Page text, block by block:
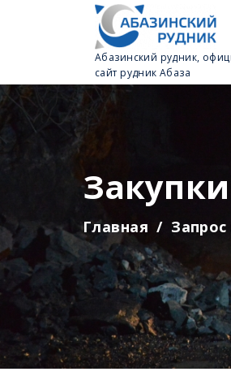
Абазинский рудник,
сайт рудник Абаза
Закупки
Главная